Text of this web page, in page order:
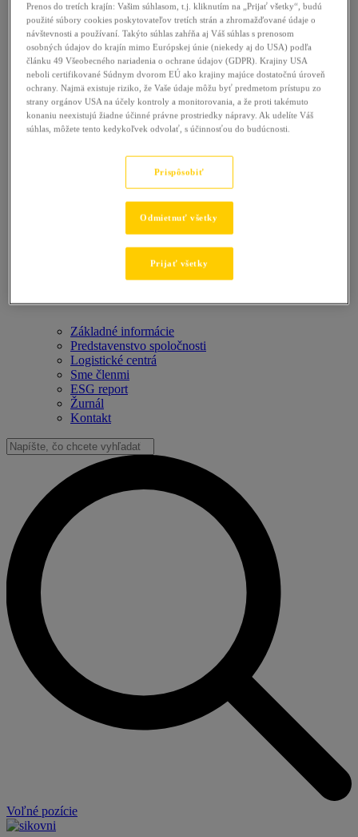
Základné informácie
Predstavenstvo spoločnosti
Logistické centrá
Sme členmi
ESG report
Žurnál
Kontakt
Vyhľadať:
Voľné pozície
Prenos do tretích krajín: Vašim súhlasom, t.j. kliknutím na „Prijať všetky“, budú
použité súbory cookies poskytovateľov tretích strán a zhromažďované údaje o
návštevnosti a používaní. Takýto súhlas zahŕňa aj Váš súhlas s prenosom
osobných údajov do krajín mimo Európskej únie (niekedy aj do USA) podľa
článku 49 Všeobecného nariadenia o ochrane údajov (GDPR). Krajiny USA
neboli certifikované Súdnym dvorom EÚ ako krajiny majúce dostatočnú úroveň
ochrany. Najmä existuje riziko, že Vaše údaje môžu byť predmetom prístupu zo
strany orgánov USA na účely kontroly a monitorovania, a že proti takémuto
konaniu neexistujú žiadne účinné právne prostriedky nápravy. Ak udelíte Váš
súhlas, môžete tento kedykoľvek odvolať, s účinnosťou do budúcnosti.
Prispôsobiť
Odmietnuť všetky
Prijať všetky